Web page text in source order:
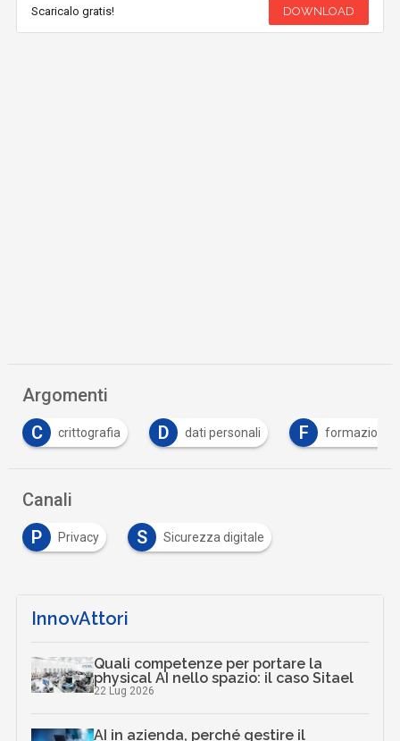
Scaricalo gratis! DOWNLOAD
Argomenti
C
crittografia D dati personali F formazione
Canali
P
Privacy S Sicurezza digitale
InnovAttori
Quali competenze per portare la
physical AI nello spazio: il caso Sitael
22 Lug 2026
AI in azienda, perché gestire il